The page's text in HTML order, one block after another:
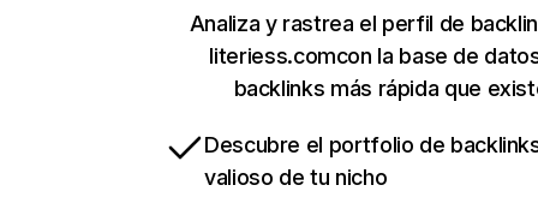
Analiza y rastrea el perfil de
literiess.comcon la base de
backlinks más rápida que
Descubre el portfolio de
valioso de tu nicho